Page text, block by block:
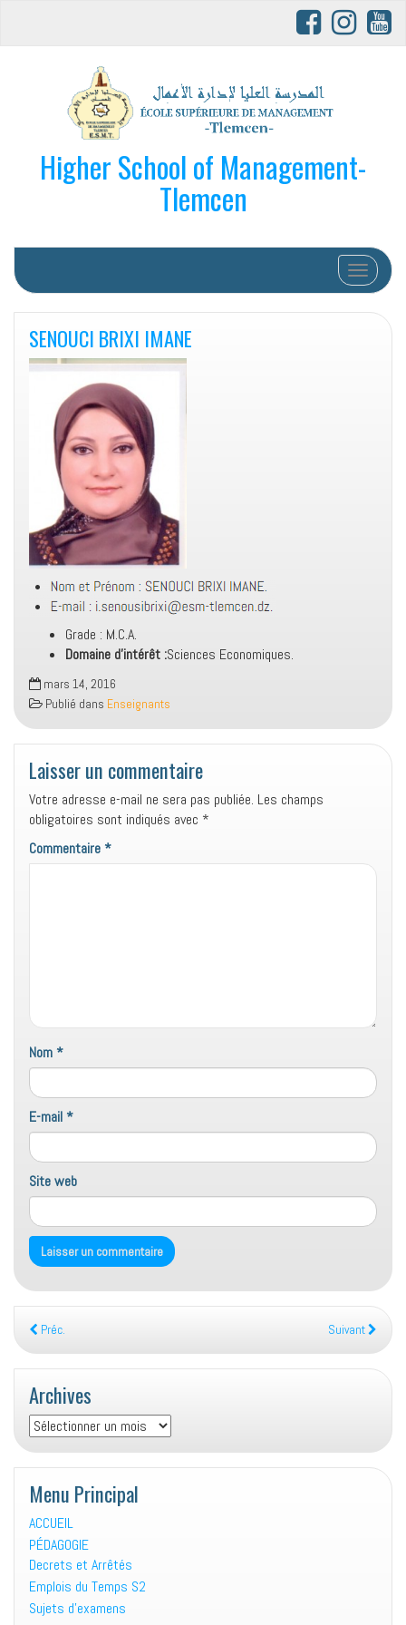
Higher School of Management-
Tlemcen
Afficher/
SENOUCI BRIXI IMANE
Grade : M.C.A.
Domaine d’intérêt :Sciences Economiques.
mars 14, 2016
Publié dans Enseignants
Laisser un commentaire
Votre adresse e-mail ne sera pas publiée. Les champs
obligatoires sont indiqués avec *
Commentaire*
Nom*
E-mail*
Site web
Préc. Suivant
Archives
Archives
Menu Principal
ACCUEIL
PÉDAGOGIE
Decrets et Arrêtés
Emplois du Temps S2
Sujets d’examens